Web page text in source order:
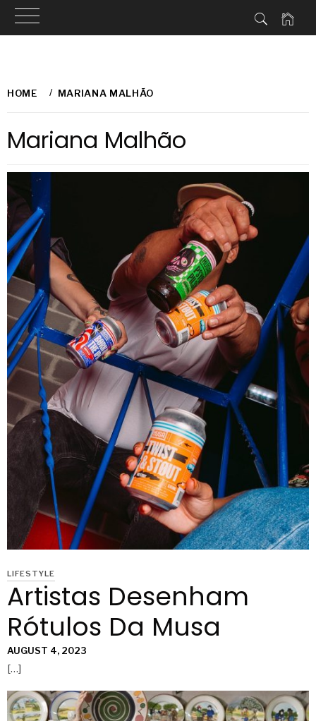
toHOME MARIANA MALHÃO
Mariana Malhão
LIFESTYLE
Artistas Desenham
Rótulos Da Musa
AUGUST 4, 2023
[…]